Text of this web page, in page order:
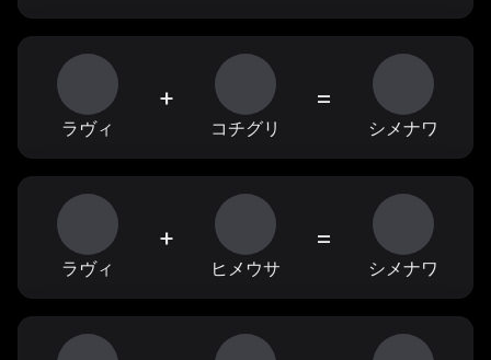
ラヴィ
+
コチグリ
=
シメナワ
ラヴィ
+
ヒメウサ
=
シメナワ